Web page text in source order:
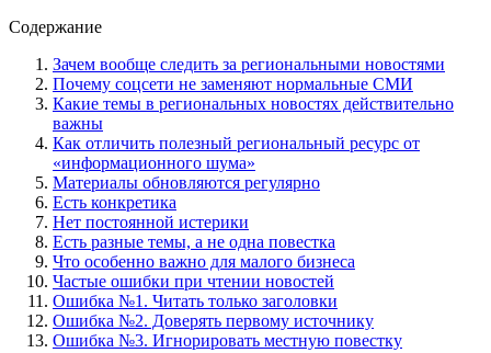
Содержание
Зачем вообще следить за региональными новостями
Почему соцсети не заменяют нормальные СМИ
Какие темы в региональных новостях действительно
важны
Как отличить полезный региональный ресурс от
«информационного шума»
Материалы обновляются регулярно
Есть конкретика
Нет постоянной истерики
Есть разные темы, а не одна повестка
Что особенно важно для малого бизнеса
Частые ошибки при чтении новостей
Ошибка №1. Читать только заголовки
Ошибка №2. Доверять первому источнику
Ошибка №3. Игнорировать местную повестку